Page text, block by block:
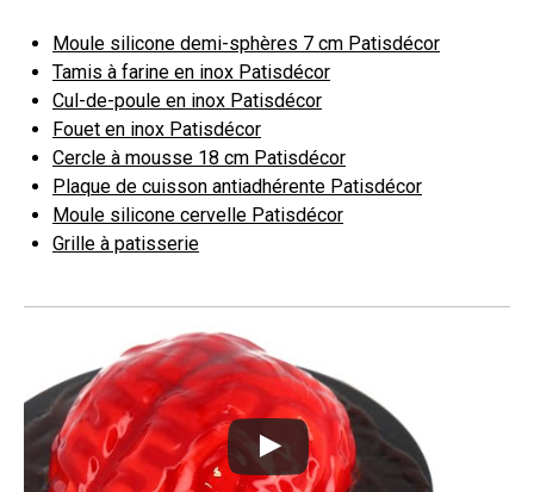
Moule silicone demi-sphères 7 cm Patisdécor
Tamis à farine en inox Patisdécor
Cul-de-poule en inox Patisdécor
Fouet en inox Patisdécor
Cercle à mousse 18 cm Patisdécor
Plaque de cuisson antiadhérente Patisdécor
Moule silicone cervelle Patisdécor
Grille à patisserie